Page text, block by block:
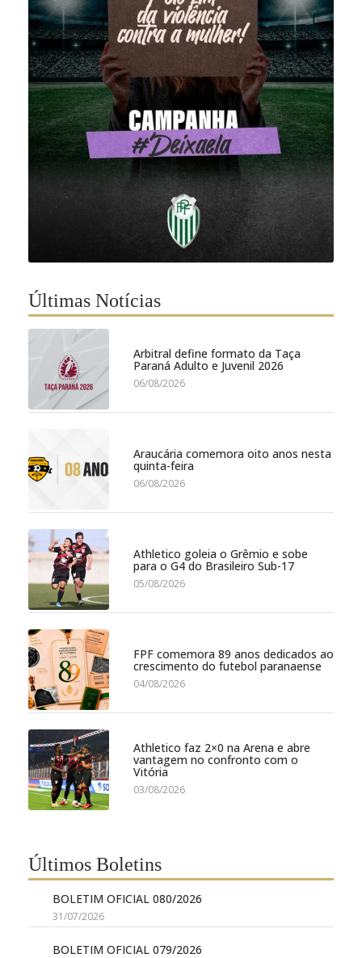
Últimas Notícias
Arbitral define formato da Taça
Paraná Adulto e Juvenil 2026
06/08/2026
Araucária comemora oito anos nesta
quinta-feira
06/08/2026
Athletico goleia o Grêmio e sobe
para o G4 do Brasileiro Sub-17
05/08/2026
FPF comemora 89 anos dedicados ao
crescimento do futebol paranaense
04/08/2026
Athletico faz 2×0 na Arena e abre
vantagem no confronto com o
Vitória
03/08/2026
Últimos Boletins
BOLETIM OFICIAL 080/2026
31/07/2026
BOLETIM OFICIAL 079/2026